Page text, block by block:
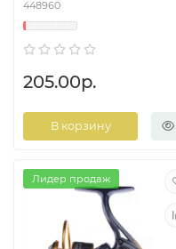
448960
205.00р.
В корзину
Лидер продаж